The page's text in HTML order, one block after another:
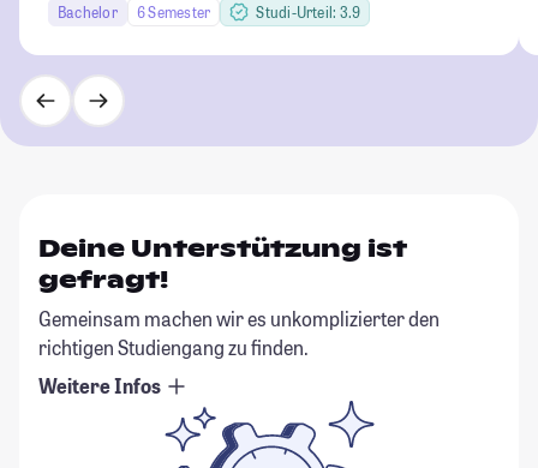
Bachelor 6 Semester Studi-Urteil: 3.9
Deine Unterstützung ist
gefragt!
Gemeinsam machen wir es unkomplizierter den
richtigen Studiengang zu finden.
Weitere Infos